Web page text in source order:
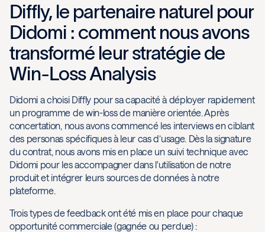
Diffly, le partenaire naturel pour
Didomi : comment nous avons
transformé leur stratégie de
Win-Loss Analysis
Didomi a choisi Diffly pour sa capacité à déployer rapidement
un programme de win-loss de manière orientée. Après
concertation, nous avons commencé les interviews en ciblant
des personas spécifiques à leur cas d’usage. Dès la signature
du contrat, nous avons mis en place un suivi technique avec
Didomi pour les accompagner dans l'utilisation de notre
produit et intégrer leurs sources de données à notre
plateforme.
Trois types de feedback ont été mis en place pour chaque
opportunité commerciale (gagnée ou perdue) :